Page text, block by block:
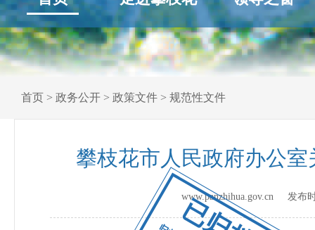
首页 > 政务公开 > 政策文件 > 规范性文件
攀枝花市人民政府办公
www.panzhihua.gov.cn 发布